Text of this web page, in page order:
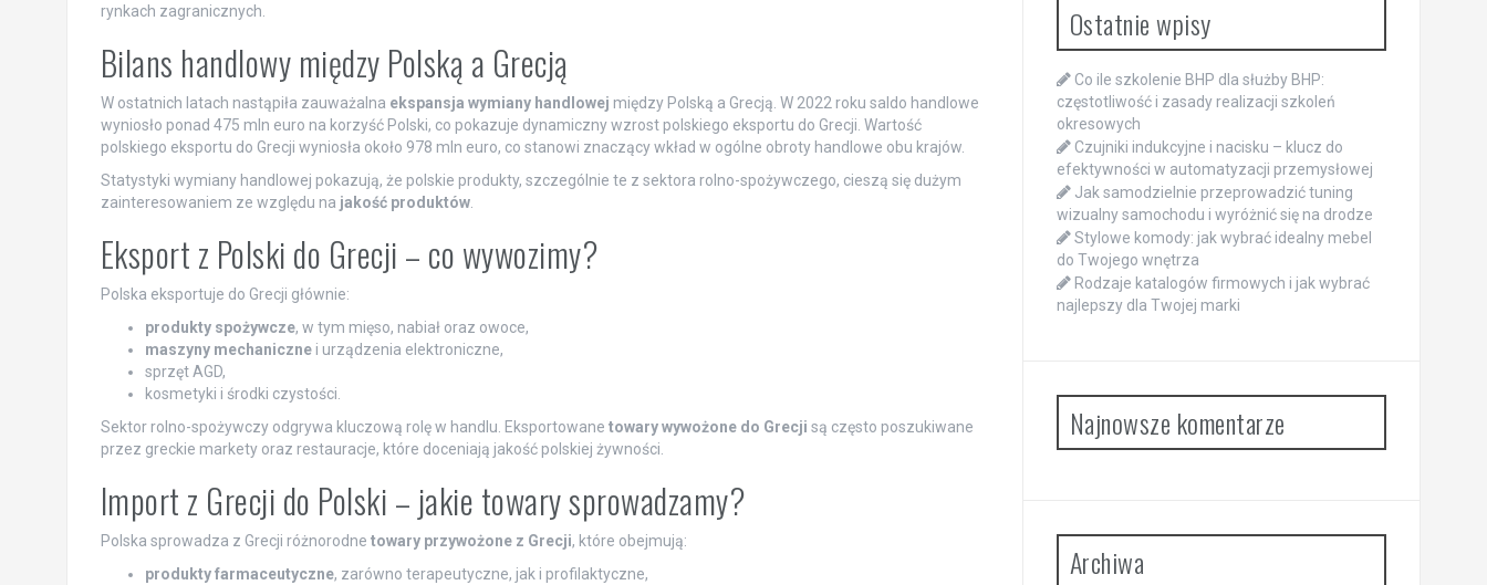
rynkach zagranicznych.
Bilans handlowy między Polską a Grecją
W ostatnich latach nastąpiła zauważalna ekspansja wymiany handlowej między Polską a Grecją. W 2022 roku saldo handlowe
wyniosło ponad 475 mln euro na korzyść Polski, co pokazuje dynamiczny wzrost polskiego eksportu do Grecji. Wartość
polskiego eksportu do Grecji wyniosła około 978 mln euro, co stanowi znaczący wkład w ogólne obroty handlowe obu krajów.
Statystyki wymiany handlowej pokazują, że polskie produkty, szczególnie te z sektora rolno-spożywczego, cieszą się dużym
zainteresowaniem ze względu na jakość produktów.
Eksport z Polski do Grecji – co wywozimy?
Polska eksportuje do Grecji głównie:
produkty spożywcze, w tym mięso, nabiał oraz owoce,
maszyny mechanicznei urządzenia elektroniczne,
sprzęt AGD,
kosmetyki i środki czystości.
Sektor rolno-spożywczy odgrywa kluczową rolę w handlu. Eksportowane towary wywożone do Grecji są często poszukiwane
przez greckie markety oraz restauracje, które doceniają jakość polskiej żywności.
Import z Grecji do Polski – jakie towary sprowadzamy?
Polska sprowadza z Grecji różnorodne towary przywożone z Grecji, które obejmują:
produkty farmaceutyczne, zarówno terapeutyczne, jak i profilaktyczne,
Ostatnie wpisy
Co ile szkolenie BHP dla służby BHP:
częstotliwość i zasady realizacji szkoleń
okresowych
Czujniki indukcyjne i nacisku – klucz do
efektywności w automatyzacji przemysłowej
Jak samodzielnie przeprowadzić tuning
wizualny samochodu i wyróżnić się na drodze
Stylowe komody: jak wybrać idealny mebel
do Twojego wnętrza
Rodzaje katalogów firmowych i jak wybrać
najlepszy dla Twojej marki
Najnowsze komentarze
Archiwa